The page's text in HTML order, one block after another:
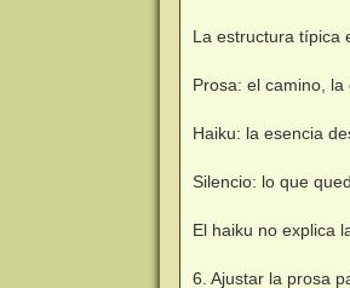
La estructura típica
Prosa: el camino,
Haiku: la esencia
Silencio: lo que
El haiku no explica
6. Ajustar la prosa